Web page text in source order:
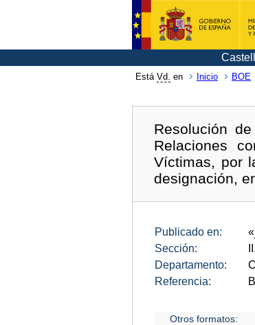
Está Vd. en Inicio BOE
Resolución
Relaciones
Víctimas, por
designación,
Publicado en: «
Sección:
Departamento:
Referencia:
Otros formatos: